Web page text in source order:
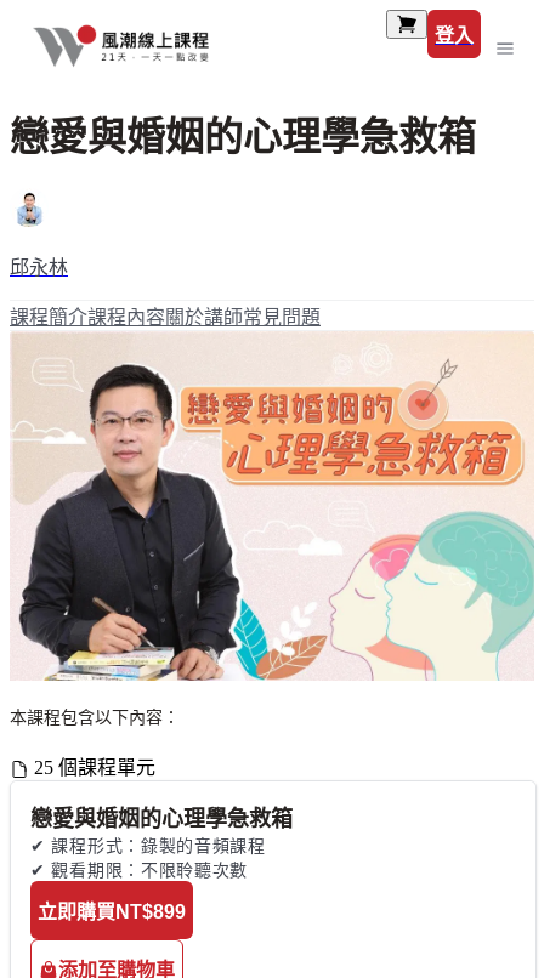
登入
戀愛與婚姻的心理學急救箱
邱永林
課程簡介課程內容關於講師常見問題
本課程包含以下內容：
25 個課程單元
戀愛與婚姻的心理學急救箱
✔ 課程形式：錄製的音頻課程
✔ 觀看期限：不限聆聽次數
立即購買 NT$899
添加至購物車